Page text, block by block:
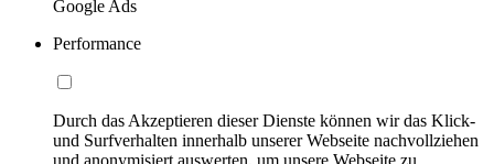
Google Ads
Performance
Durch das Akzeptieren dieser Dienste können wir das Klick-
und Surfverhalten innerhalb unserer Webseite nachvollziehen
und anonymisiert auswerten, um unsere Webseite zu